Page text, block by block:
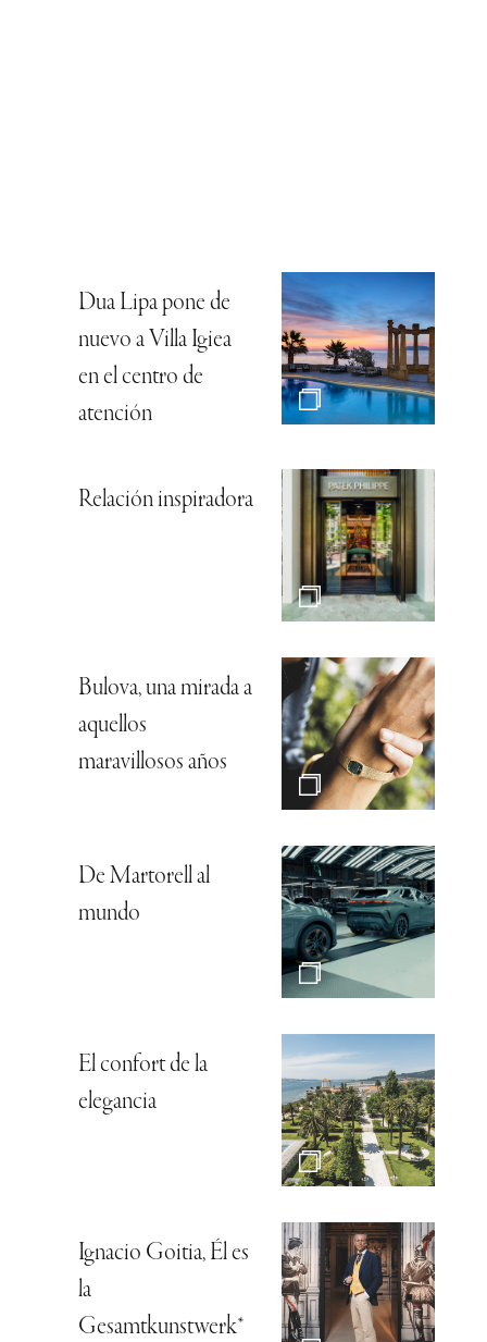
Dua Lipa pone de
nuevo a Villa Igiea
en el centro de
atención
Relación inspiradora
Bulova, una mirada a
aquellos
maravillosos años
De Martorell al
mundo
El confort de la
elegancia
Ignacio Goitia, Él es
la
Gesamtkunstwerk*